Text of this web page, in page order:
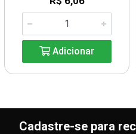
Adicionar
Cadastre-se para